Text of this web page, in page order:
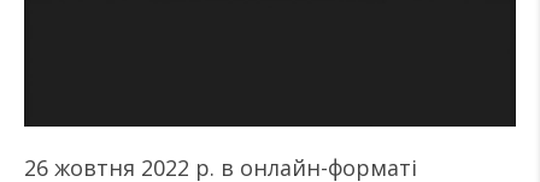
26 жовтня 2022 р. в онлайн-форматі